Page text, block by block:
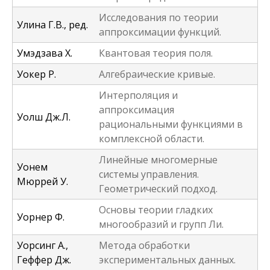
Улина Г.В., ред.
Исследования по теории
аппроксимации функций.
Умэдзава Х.
Квантовая теория поля.
Уокер Р.
Алгебраические кривые.
Уолш Дж.Л.
Интерполяция и
аппроксимация
рациональными функциями в
комплексной области.
Уонем
Мюррей У.
Линейные многомерные
системы управления.
Геометрический подход.
Уорнер Ф.
Основы теории гладких
многообразий и групп Ли.
Уорсинг А.,
Геффер Дж.
Метода обработки
экспериментальных данных.